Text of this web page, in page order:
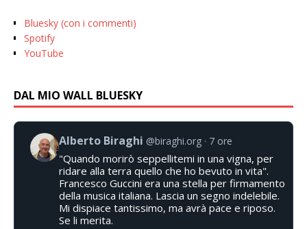
Bluesky (con i commenti)
Spotify
YouTube
DAL MIO WALL BLUESKY
Alberto Biraghi @biraghi.org 7 ore
"Quando morirò seppellitemi in una vigna, per
ridare alla terra quello che ho bevuto in vita".
Francesco Guccini era una stella per firmamento
della musica italiana. Lascia un segno indelebile.
Mi dispiace tantissimo, ma avrà pace e riposo.
Se li merita.